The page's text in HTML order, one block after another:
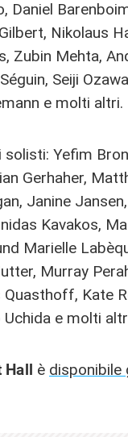
Daniel
Nikolaus
Zubin Mehta,
Seiji
e molti altri.
solisti: Yefim
Gerhaher,
Janine
Kavakos,
Marielle
Murray
Quasthoff, Kate
e molti
Hall è disponibile